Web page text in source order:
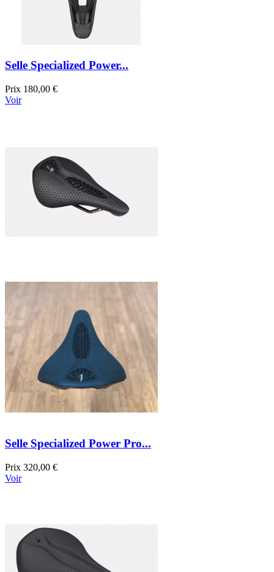
Selle Specialized Power...
Prix 180,00 €
Voir
Selle Specialized Power Pro...
Prix 320,00 €
Voir